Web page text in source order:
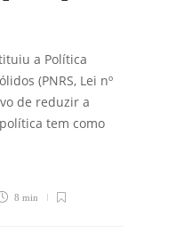
a Política
(PNRS, Lei nº
de reduzir a
tem como
8 min